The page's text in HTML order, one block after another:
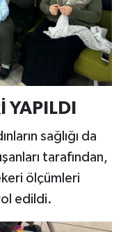
YAPILDI
sağlığı da
tarafından,
ölçümleri
edildi.